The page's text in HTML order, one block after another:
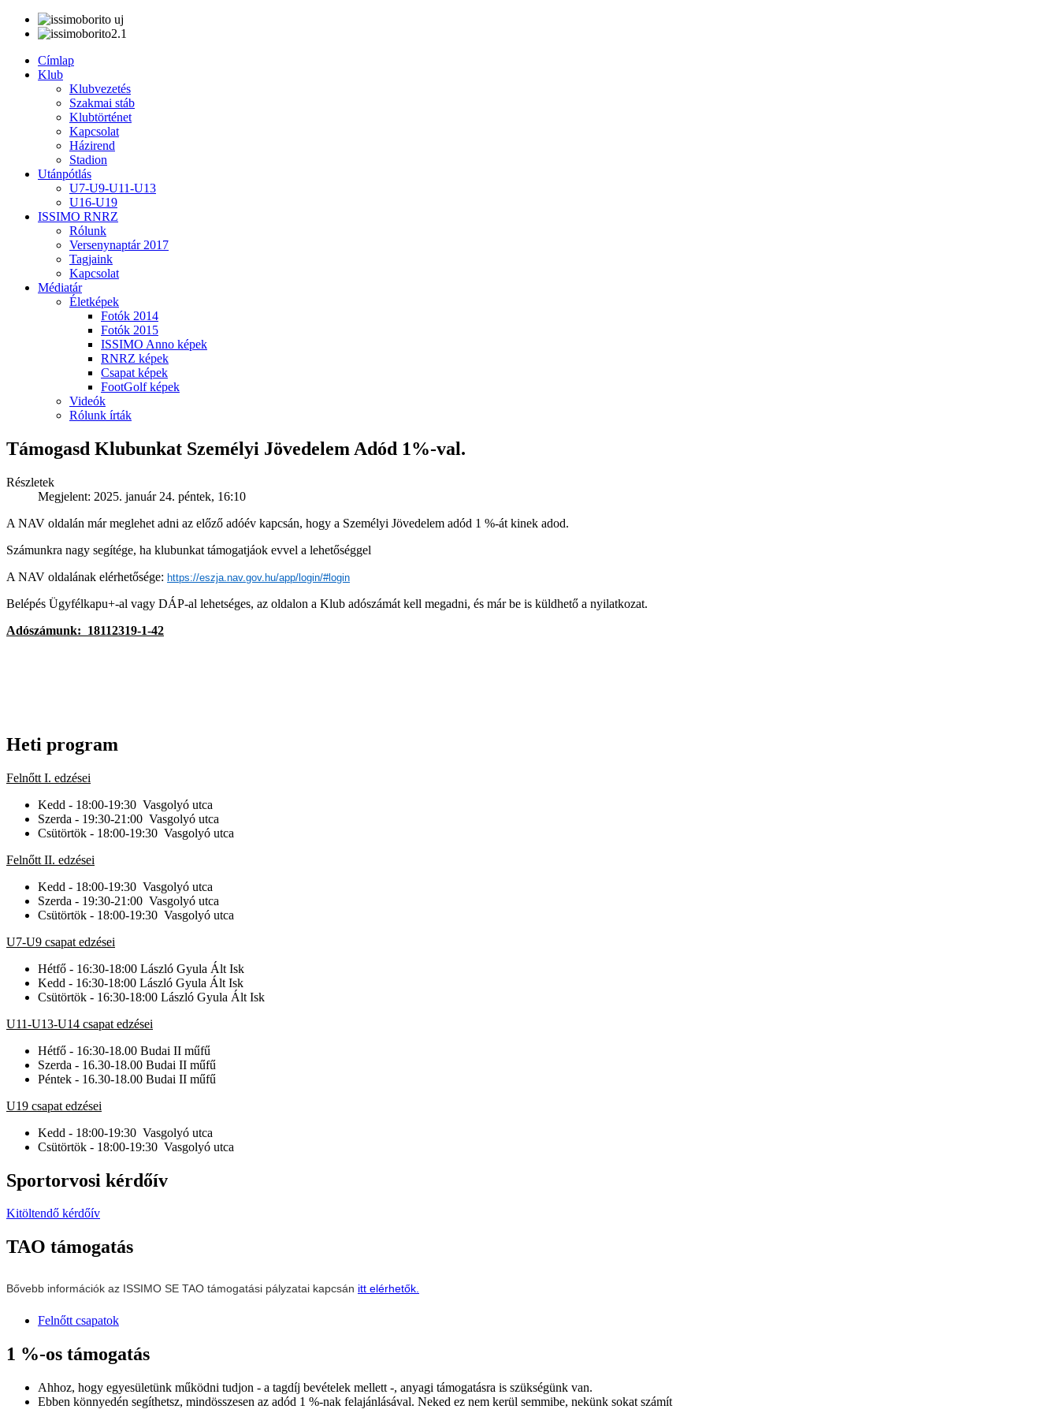
Címlap
Klub
Klubvezetés
Szakmai stáb
Klubtörténet
Kapcsolat
Házirend
Stadion
Utánpótlás
U7-U9-U11-U13
U16-U19
ISSIMO RNRZ
Rólunk
Versenynaptár 2017
Tagjaink
Kapcsolat
Médiatár
Életképek
Fotók 2014
Fotók 2015
ISSIMO Anno képek
RNRZ képek
Csapat képek
FootGolf képek
Videók
Rólunk írták
Támogasd Klubunkat Személyi Jövedelem Adód 1%-val.
Részletek
Megjelent: 2025. január 24. péntek, 16:10
A NAV oldalán már meglehet adni az előző adóév kapcsán, hogy a Személyi Jövedelem adód 1 %-át kinek adod.
Számunkra nagy segítége, ha klubunkat támogatjáok evvel a lehetőséggel
A NAV oldalának elérhetősége: https://eszja.nav.gov.hu/app/login/#login
Belépés Ügyfélkapu+-al vagy DÁP-al lehetséges, az oldalon a Klub adószámát kell megadni, és már be is küldhető a nyilatkozat.
Adószámunk: 18112319-1-42
Heti program
Felnőtt I. edzései
Kedd - 18:00-19:30 Vasgolyó utca
Szerda - 19:30-21:00 Vasgolyó utca
Csütörtök - 18:00-19:30 Vasgolyó utca
Felnőtt II. edzései
Kedd - 18:00-19:30 Vasgolyó utca
Szerda - 19:30-21:00 Vasgolyó utca
Csütörtök - 18:00-19:30 Vasgolyó utca
U7-U9 csapat edzései
Hétfő - 16:30-18:00 László Gyula Ált Isk
Kedd - 16:30-18:00 László Gyula Ált Isk
Csütörtök - 16:30-18:00 László Gyula Ált Isk
U11-U13-U14 csapat edzései
Hétfő - 16:30-18.00 Budai II műfű
Szerda - 16.30-18.00 Budai II műfű
Péntek - 16.30-18.00 Budai II műfű
U19 csapat edzései
Kedd - 18:00-19:30 Vasgolyó utca
Csütörtök - 18:00-19:30 Vasgolyó utca
Sportorvosi kérdőív
Kitöltendő kérdőív
TAO támogatás
Bővebb információk az ISSIMO SE TAO támogatási pályzatai kapcsán itt elérhetők.
Felnőtt csapatok
1 %-os támogatás
Ahhoz, hogy egyesületünk működni tudjon - a tagdíj bevételek mellett -, anyagi támogatásra is szükségünk van.
Ebben könnyedén segíthetsz, mindösszesen az adód 1 %-nak felajánlásával. Neked ez nem kerül semmibe, nekünk sokat számít